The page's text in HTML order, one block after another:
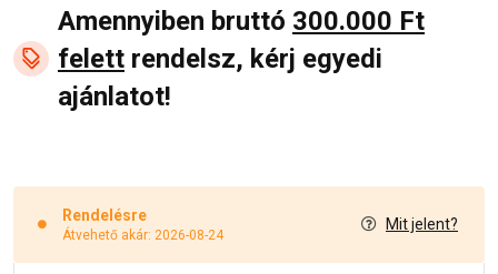
Amennyiben bruttó 300.000 Ft
felett rendelsz, kérj egyedi
ajánlatot!
Rendelésre
Átvehető akár: 2026-08-24
Mit jelent?